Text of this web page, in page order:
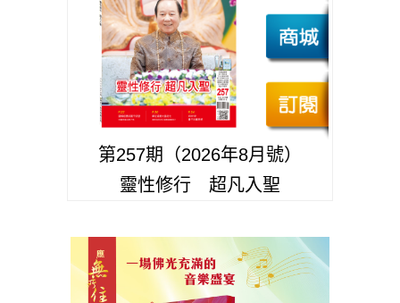
第257期（2026年8月號）
靈性修行 超凡入聖